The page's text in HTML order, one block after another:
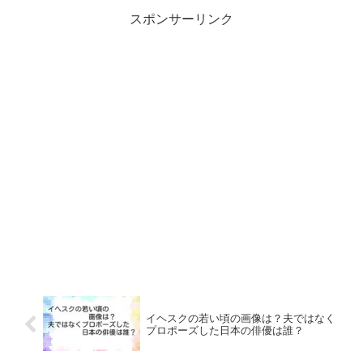
スポンサーリンク
イヘスクの若い頃の画像は？夫ではなく
プロポーズした日本の俳優は誰？